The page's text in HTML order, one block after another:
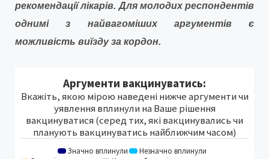
рекомендації лікарів. Для молодих респондентів
однимі з найвагоміших аргументів є
можливість виїзду за кордон.